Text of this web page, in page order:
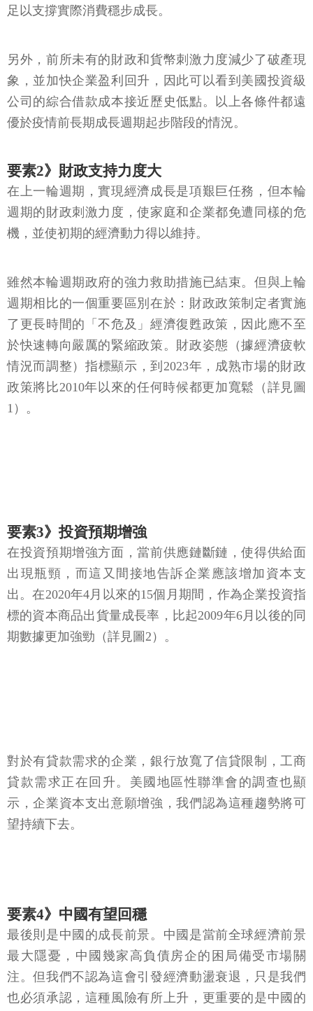
足以支撐實際消費穩步成長。
另外，前所未有的財政和貨幣刺激力度減少了破產現
象，並加快企業盈利回升，因此可以看到美國投資級
公司的綜合借款成本接近歷史低點。以上各條件都遠
優於疫情前長期成長週期起步階段的情況。
要素2》財政支持力度大
在上一輪週期，實現經濟成長是項艱巨任務，但本輪
週期的財政刺激力度，使家庭和企業都免遭同樣的危
機，並使初期的經濟動力得以維持。
雖然本輪週期政府的強力救助措施已結束。但與上輪
週期相比的一個重要區別在於：財政政策制定者實施
了更長時間的「不危及」經濟復甦政策，因此應不至
於快速轉向嚴厲的緊縮政策。財政姿態（據經濟疲軟
情況而調整）指標顯示，到2023年，成熟市場的財政
政策將比2010年以來的任何時候都更加寬鬆（詳見圖
1）。
要素3》投資預期增強
在投資預期增強方面，當前供應鏈斷鏈，使得供給面
出現瓶頸，而這又間接地告訴企業應該增加資本支
出。在2020年4月以來的15個月期間，作為企業投資指
標的資本商品出貨量成長率，比起2009年6月以後的同
期數據更加強勁（詳見圖2）。
對於有貸款需求的企業，銀行放寬了信貸限制，工商
貸款需求正在回升。美國地區性聯準會的調查也顯
示，企業資本支出意願增強，我們認為這種趨勢將可
望持續下去。
要素4》中國有望回穩
最後則是中國的成長前景。中國是當前全球經濟前景
最大隱憂，中國幾家高負債房企的困局備受市場關
注。但我們不認為這會引發經濟動盪衰退，只是我們
也必須承認，這種風險有所上升，更重要的是中國的